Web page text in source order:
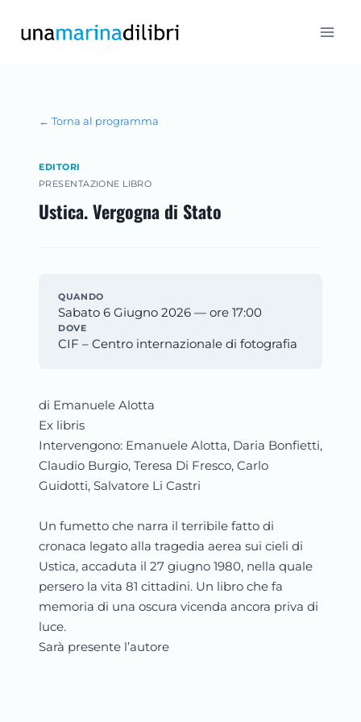
← Torna al programma
EDITORI
PRESENTAZIONE LIBRO
Ustica. Vergogna di Stato
QUANDO
Sabato 6 Giugno 2026 — ore 17:00
DOVE
CIF – Centro internazionale di fotografia
di Emanuele Alotta
Ex libris
Intervengono: Emanuele Alotta, Daria Bonfietti,
Claudio Burgio, Teresa Di Fresco, Carlo
Guidotti, Salvatore Li Castri
Un fumetto che narra il terribile fatto di
cronaca legato alla tragedia aerea sui cieli di
Ustica, accaduta il 27 giugno 1980, nella quale
persero la vita 81 cittadini. Un libro che fa
memoria di una oscura vicenda ancora priva di
luce.
Sarà presente l’autore